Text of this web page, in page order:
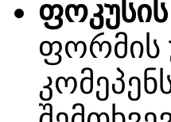
ფორმის